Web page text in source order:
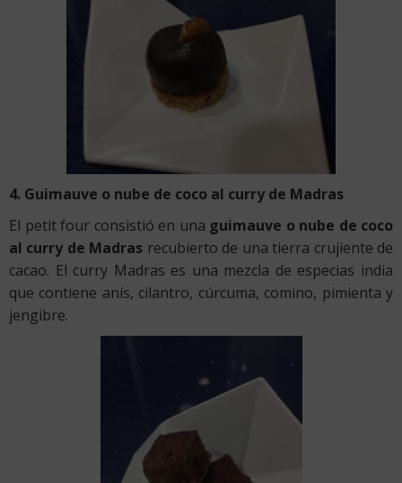
4. Guimauve o nube de coco al curry de Madras
El petit four consistió en una guimauve o nube de coco
al curry de Madras recubierto de una tierra crujiente de
cacao. El curry Madras es una mezcla de especias india
que contiene anís, cilantro, cúrcuma, comino, pimienta y
jengibre.